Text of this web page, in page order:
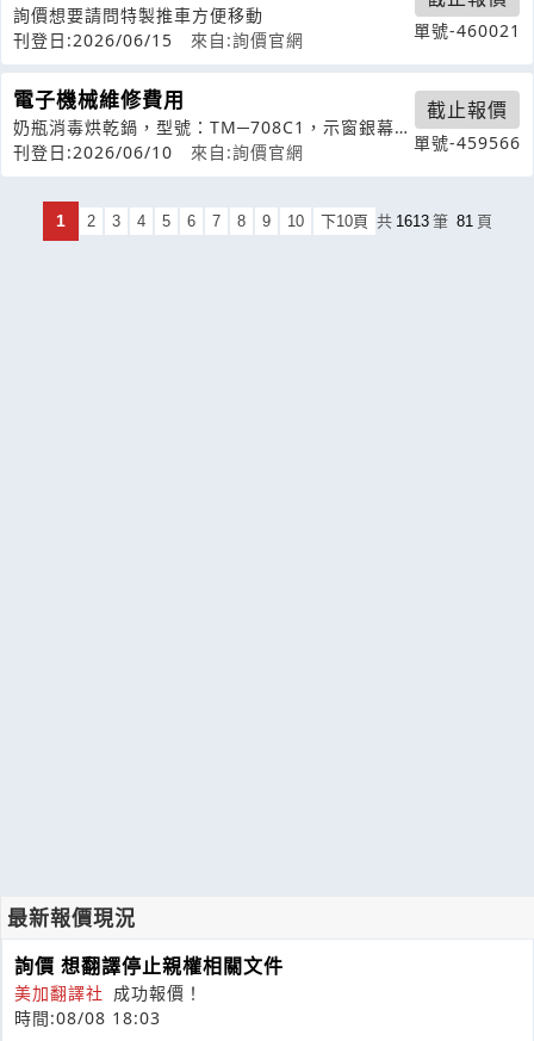
詢價想要請問特製推車方便移動
刊登日:2026/06/15
來自:詢價官網 單號-460021
電子機械維修費用
奶瓶消毒烘乾鍋，型號：TM─708C1，示窗銀幕出
現E2C訊號是要如何處理？
刊登日:2026/06/10 來自:詢價官網
截止報價
單號-459566
1 2 3 4 5 6 7 8 9 10 下10頁 共 1613 筆 81 頁
最新報價現況
詢價 想翻譯停止親權相關文件
美加翻譯社 成功報價！
時間:08/08 18:03